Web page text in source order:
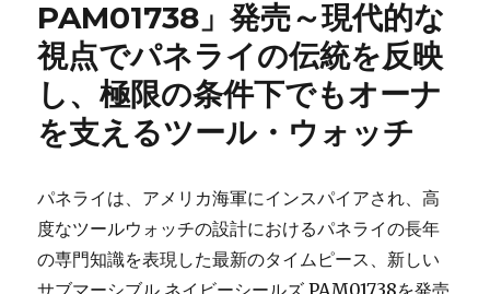
PAM01738」発売～現代的な
視点でパネライの伝統を反映
し、極限の条件下でもオーナ
を支えるツール・ウォッチ
パネライは、アメリカ海軍にインスパイアされ、高
度なツールウォッチの設計におけるパネライの長年
の専門知識を表現した最新のタイムピース、新しい
サブマーシブル ネイビーシールズ PAM01738を発売